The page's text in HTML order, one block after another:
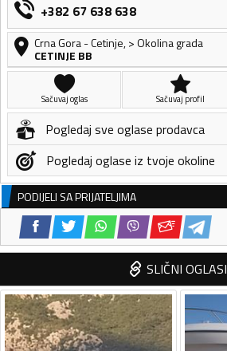
+382 67 638 638
Crna Gora-Cetinje,> Okolina grada
CETINJE BB
Sačuvaj oglas Sačuvaj profil
Pogledaj sve oglase prodavca
Pogledaj oglase iz tvoje okoline
PODIJELI SA PRIJATELJIMA
SLIČNI OGLASI